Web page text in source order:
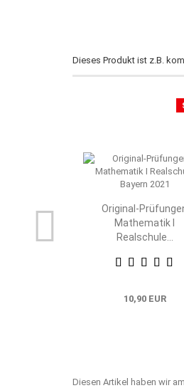
Dieses Produkt ist z.B.
Original-
Mathematik I
Realschule...
10,90 EUR
Diesen Artikel haben wir